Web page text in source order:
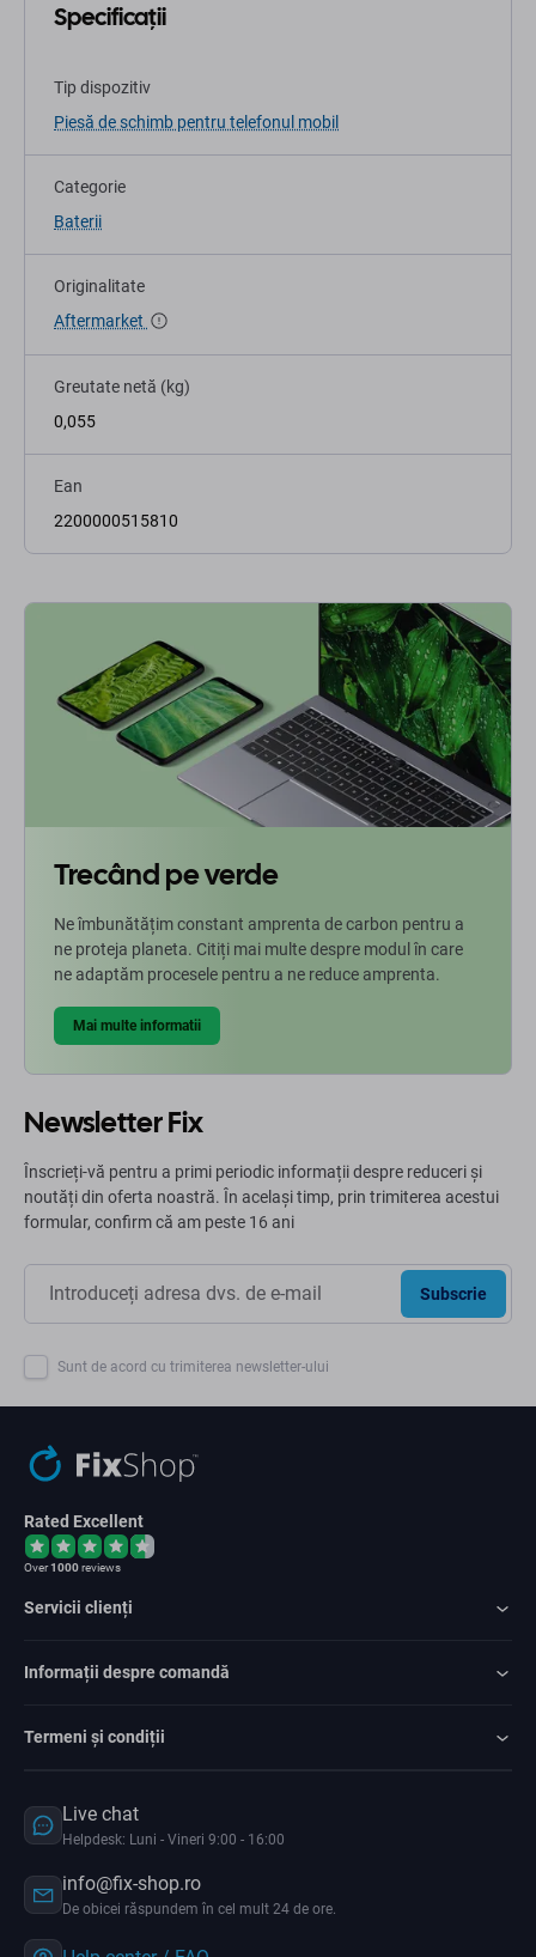
Specificații
Tip dispozitiv
Piesă de schimb pentru telefonul mobil
Categorie
Baterii
Originalitate
Aftermarket
Greutate netă (kg)
0,055
Ean
2200000515810
Trecând pe verde
Ne îmbunătățim constant amprenta de carbon pentru a
ne proteja planeta. Citiți mai multe despre modul în care
ne adaptăm procesele pentru a ne reduce amprenta.
Mai multe informatii
Newsletter Fix
Înscrieți-vă pentru a primi periodic informații despre reduceri și
noutăți din oferta noastră. În același timp, prin trimiterea acestui
formular, confirm că am peste 16 ani
Subscrie
Sunt de acord cu trimiterea newsletter-ului
Rated Excellent
Over1000reviews
Servicii clienți
Informații despre comandă
Termeni și condiții
Live chat
Helpdesk: Luni - Vineri 9:00 - 16:00
info@fix-shop.ro
De obicei răspundem în cel mult 24 de ore.